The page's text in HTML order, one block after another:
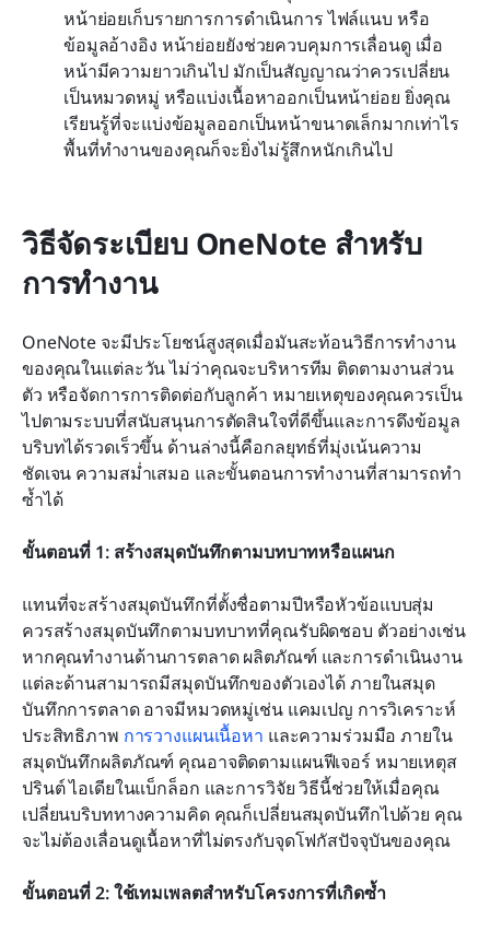
หน้าย่อยเก็บรายการการดำเนินการ ไฟล์แนบ หรือ
ข้อมูลอ้างอิง หน้าย่อยยังช่วยควบคุมการเลื่อนดู เมื่อ
หน้ามีความยาวเกินไป มักเป็นสัญญาณว่าควรเปลี่ยน
เป็นหมวดหมู่ หรือแบ่งเนื้อหาออกเป็นหน้าย่อย ยิ่งคุณ
เรียนรู้ที่จะแบ่งข้อมูลออกเป็นหน้าขนาดเล็กมากเท่าไร
พื้นที่ทำงานของคุณก็จะยิ่งไม่รู้สึกหนักเกินไป
วิธีจัดระเบียบ OneNote สำหรับ
การทำงาน
OneNote จะมีประโยชน์สูงสุดเมื่อมันสะท้อนวิธีการทำงาน
ของคุณในแต่ละวัน ไม่ว่าคุณจะบริหารทีม ติดตามงานส่วน
ตัว หรือจัดการการติดต่อกับลูกค้า หมายเหตุของคุณควรเป็น
ไปตามระบบที่สนับสนุนการตัดสินใจที่ดีขึ้นและการดึงข้อมูล
บริบทได้รวดเร็วขึ้น ด้านล่างนี้คือกลยุทธ์ที่มุ่งเน้นความ
ชัดเจน ความสม่ำเสมอ และขั้นตอนการทำงานที่สามารถทำ
ซ้ำได้
ขั้นตอนที่ 1: สร้างสมุดบันทึกตามบทบาทหรือแผนก
แทนที่จะสร้างสมุดบันทึกที่ตั้งชื่อตามปีหรือหัวข้อแบบสุ่ม
ควรสร้างสมุดบันทึกตามบทบาทที่คุณรับผิดชอบ ตัวอย่างเช่น
หากคุณทำงานด้านการตลาด ผลิตภัณฑ์ และการดำเนินงาน
แต่ละด้านสามารถมีสมุดบันทึกของตัวเองได้ ภายในสมุด
บันทึกการตลาด อาจมีหมวดหมู่เช่น แคมเปญ การวิเคราะห์
ประสิทธิภาพ การวางแผนเนื้อหา และความร่วมมือ ภายใน
สมุดบันทึกผลิตภัณฑ์ คุณอาจติดตามแผนฟีเจอร์ หมายเหตุส
ปรินต์ ไอเดียในแบ็กล็อก และการวิจัย วิธีนี้ช่วยให้เมื่อคุณ
เปลี่ยนบริบททางความคิด คุณก็เปลี่ยนสมุดบันทึกไปด้วย คุณ
จะไม่ต้องเลื่อนดูเนื้อหาที่ไม่ตรงกับจุดโฟกัสปัจจุบันของคุณ
ขั้นตอนที่ 2: ใช้เทมเพลตสำหรับโครงการที่เกิดซ้ำ